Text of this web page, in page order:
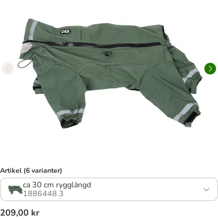
Artikel (6 varianter)
ca 30 cm rygglängd
1886448.3
209,00 kr